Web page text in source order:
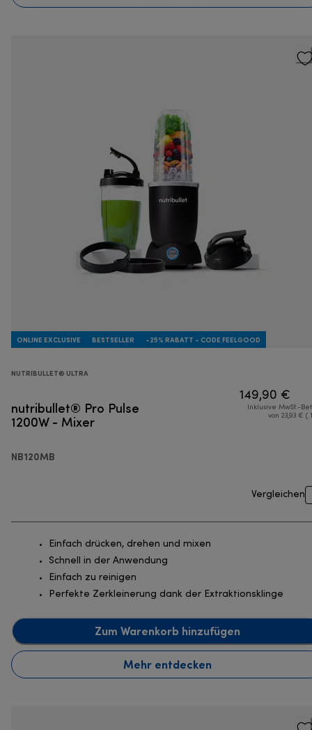
ONLINE EXCLUSIVE BESTSELLER -25% RABATT - CODE FEELGOOD
NUTRIBULLET® ULTRA
nutribullet® Pro Pulse
1200W - Mixer
NB120MB
149,90 €
Inklusive MwSt.-
von 23,93 € (
Vergleichen
Einfach drücken, drehen und mixen
Schnell in der Anwendung
Einfach zu reinigen
Perfekte Zerkleinerung dank der Extraktionsklinge
Zum Warenkorb hinzufügen
Mehr entdecken